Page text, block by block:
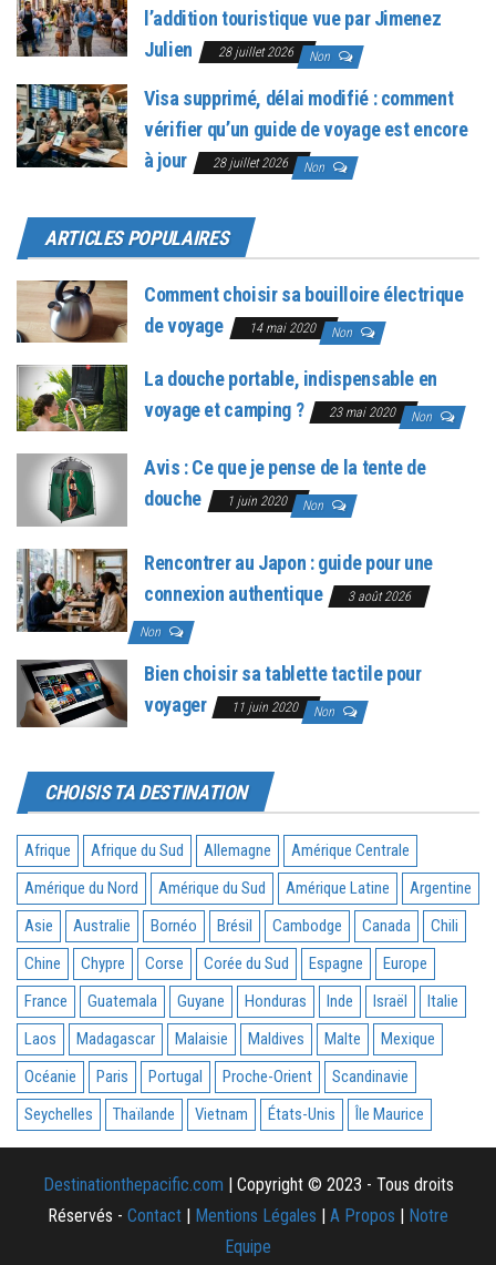
l’addition touristique vue par Jimenez
Julien
28 juillet 2026 Non
Visa supprimé, délai modifié : comment
vérifier qu’un guide de voyage est encore
à jour
28 juillet 2026 Non
ARTICLES POPULAIRES
Comment choisir sa bouilloire électrique
de voyage
14 mai 2020 Non
La douche portable, indispensable en
voyage et camping ?
23 mai 2020 Non
Avis : Ce que je pense de la tente de
douche
1 juin 2020 Non
Rencontrer au Japon : guide pour une
connexion authentique
3 août 2026
Non
Bien choisir sa tablette tactile pour
voyager
11 juin 2020 Non
CHOISIS TA DESTINATION
Afrique Afrique du Sud Allemagne
Amérique Centrale
Amérique du Nord
Amérique du Sud Amérique Latine
Argentine
Asie
Australie Bornéo Brésil Cambodge Canada
Chili
Chine
Chypre Corse Corée du Sud Espagne
Europe
France
Guatemala Guyane Honduras Inde Israël
Italie
Laos
Madagascar Malaisie Maldives Malte
Mexique
Océanie
Paris Portugal Proche-Orient
Scandinavie
Seychelles
Thaïlande Vietnam États-Unis Île Maurice
Destinationthepacific.com | Copyright © 2023 - Tous droits
Réservés - Contact Mentions Légales A Propos
Notre
Equipe